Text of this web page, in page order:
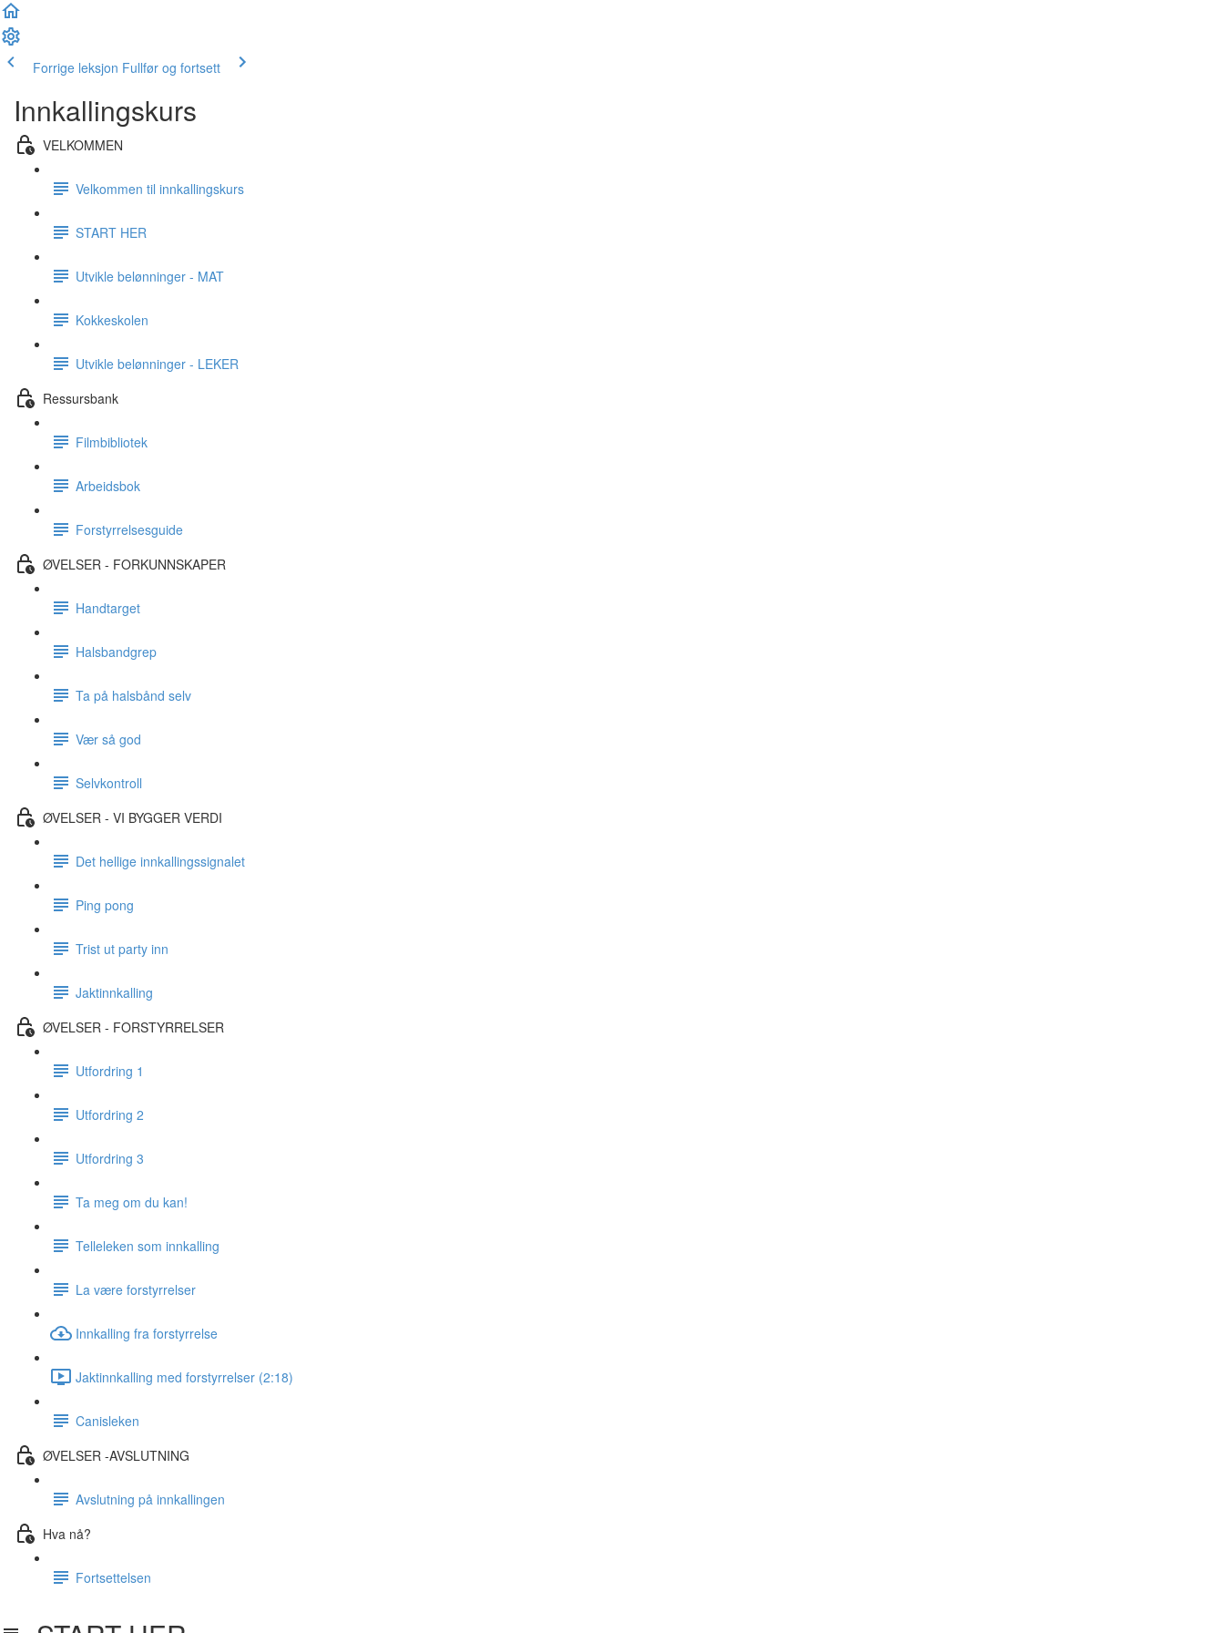
Forrige leksjon Fullfør og fortsett
Innkallingskurs
VELKOMMEN
Velkommen til innkallingskurs
START HER
Utvikle belønninger - MAT
Kokkeskolen
Utvikle belønninger - LEKER
Ressursbank
Filmbibliotek
Arbeidsbok
Forstyrrelsesguide
ØVELSER - FORKUNNSKAPER
Handtarget
Halsbandgrep
Ta på halsbånd selv
Vær så god
Selvkontroll
ØVELSER - VI BYGGER VERDI
Det hellige innkallingssignalet
Ping pong
Trist ut party inn
Jaktinnkalling
ØVELSER - FORSTYRRELSER
Utfordring 1
Utfordring 2
Utfordring 3
Ta meg om du kan!
Telleleken som innkalling
La være forstyrrelser
Innkalling fra forstyrrelse
Jaktinnkalling med forstyrrelser (2:18)
Canisleken
ØVELSER -AVSLUTNING
Avslutning på innkallingen
Hva nå?
Fortsettelsen